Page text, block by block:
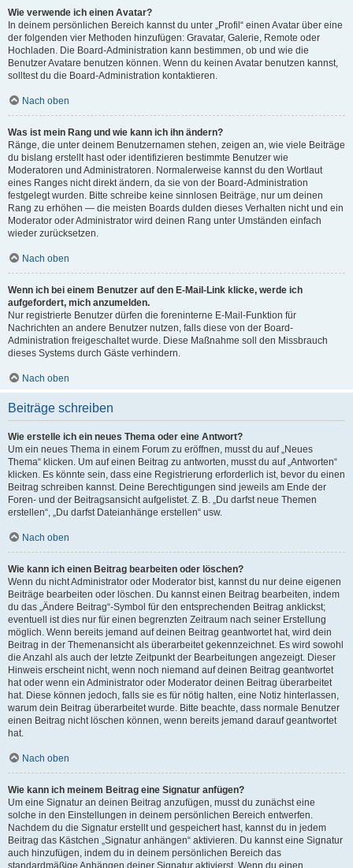
Wie verwende ich einen Avatar?
In deinem persönlichen Bereich kannst du unter „Profil“ einen Avatar über eine
der folgenden vier Methoden hinzufügen: Gravatar, Galerie, Remote oder
Hochladen. Die Board-Administration kann bestimmen, ob und wie die
Benutzer Avatare benutzen können. Wenn du keinen Avatar benutzen kannst,
solltest du die Board-Administration kontaktieren.
Nach oben
Was ist mein Rang und wie kann ich ihn ändern?
Ränge, die unter deinem Benutzernamen stehen, zeigen an, wie viele Beiträge
du bislang erstellt hast oder identifizieren bestimmte Benutzer wie
Moderatoren und Administratoren. Normalerweise kannst du den Wortlaut
eines Ranges nicht direkt ändern, da sie von der Board-Administration
festgelegt wurden. Bitte schreibe keine sinnlosen Beiträge, nur um deinen
Rang zu erhöhen — die meisten Boards dulden dieses Verhalten nicht und ein
Moderator oder Administrator wird deinen Rang unter Umständen einfach
wieder zurücksetzen.
Nach oben
Wenn ich bei einem Benutzer auf den E-Mail-Link klicke, werde ich
aufgefordert, mich anzumelden.
Nur registrierte Benutzer dürfen die foreninterne E-Mail-Funktion für
Nachrichten an andere Benutzer nutzen, falls diese von der Board-
Administration freigeschaltet wurde. Diese Maßnahme soll den Missbrauch
dieses Systems durch Gäste verhindern.
Nach oben
Beiträge schreiben
Wie erstelle ich ein neues Thema oder eine Antwort?
Um ein neues Thema in einem Forum zu eröffnen, musst du auf „Neues
Thema“ klicken. Um auf einen Beitrag zu antworten, musst du auf „Antworten“
klicken. Es könnte sein, dass eine Registrierung erforderlich ist, bevor du einen
Beitrag schreiben kannst. Deine Berechtigungen sind jeweils am Ende der
Foren- und der Beitragsansicht aufgelistet. Z. B. „Du darfst neue Themen
erstellen“, „Du darfst Dateianhänge erstellen“ usw.
Nach oben
Wie kann ich einen Beitrag bearbeiten oder löschen?
Wenn du nicht Administrator oder Moderator bist, kannst du nur deine eigenen
Beiträge bearbeiten oder löschen. Du kannst einen Beitrag bearbeiten, indem
du das „Ändere Beitrag“-Symbol für den entsprechenden Beitrag anklickst;
eventuell ist dies nur für einen begrenzten Zeitraum nach seiner Erstellung
möglich. Wenn bereits jemand auf deinen Beitrag geantwortet hat, wird dein
Beitrag in der Themenansicht als überarbeitet gekennzeichnet. Es wird sowohl
die Anzahl als auch der letzte Zeitpunkt der Bearbeitungen angezeigt. Dieser
Hinweis erscheint nicht, wenn noch niemand auf deinen Beitrag geantwortet
hat oder wenn ein Administrator oder Moderator deinen Beitrag überarbeitet
hat. Diese können jedoch, falls sie es für nötig halten, eine Notiz hinterlassen,
warum dein Beitrag überarbeitet wurde. Bitte beachte, dass normale Benutzer
einen Beitrag nicht löschen können, wenn bereits jemand darauf geantwortet
hat.
Nach oben
Wie kann ich meinem Beitrag eine Signatur anfügen?
Um eine Signatur an deinen Beitrag anzufügen, musst du zunächst eine
solche in den Einstellungen in deinem persönlichen Bereich entwerfen.
Nachdem du die Signatur erstellt und gespeichert hast, kannst du in jedem
Beitrag das Kästchen „Signatur anhängen“ aktivieren. Du kannst eine Signatur
auch hinzufügen, indem du in deinem persönlichen Bereich das
standardmäßige Anhängen deiner Signatur aktivierst. Wenn du einen